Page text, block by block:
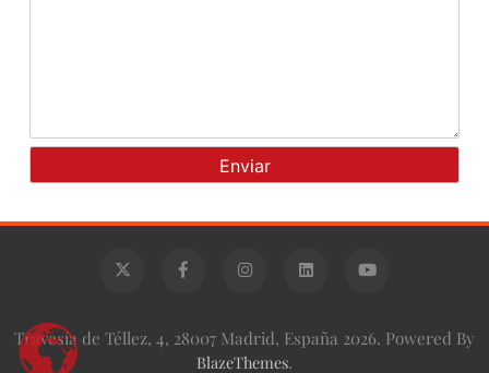
Travesía de Téllez, 4, 28007 Madrid, España 2026. Powered By
BlazeThemes.